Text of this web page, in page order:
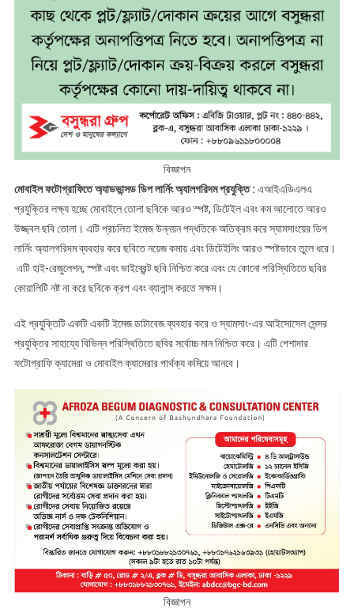
বিজ্ঞাপন
মোবাইল ফটোগ্রাফিতেঅ্যাডভান্সড ডিপ লার্নিং অ্যালগরিদম প্রযুক্তি : এআইএডিএলএ
প্রযুক্তির লক্ষ্য হচ্ছে মোবাইলে তোলা ছবিকে আরও স্পষ্ট, ডিটেইল এবং কম আলোতে আরও
উজ্জ্বল ছবি তোলা। এটি প্রচলিত ইমেজ উন্নয়ন পদ্ধতিকে অতিক্রম করে স্যামসাংয়ের ডিপ
লার্নিং অ্যালগরিদম ব্যবহার করে ছবিতে নয়েজ কমায় এবং ডিটেইলিং আরও স্পষ্টভাবে তুলে ধরে।
এটি হাই-রেজুলেশন, স্পষ্ট এবং ভাইব্রেন্ট ছবি নিশ্চিত করে এবং যে কোনো পরিস্থিতিতে ছবির
কোয়ালিটি নষ্ট না করে ছবিকে ক্রপ এবং ব্যালান্স করতে সক্ষম।
এই প্রযুক্তিটি একটি একটি ইমেজ ডাটাবেজ ব্যবহার করে ও স্যামসাং-এর আইসোসেল সেন্সর
প্রযুক্তির সাহায্যে বিভিন্ন পরিস্থিতিতে ছবির সর্বোচ্চ মান নিশ্চিত করে। এটি পেশাদার
ফটোগ্রাফি ক্যামেরা ও মোবাইল ক্যামেরার পার্থক্য কমিয়ে আনবে।
বিজ্ঞাপন